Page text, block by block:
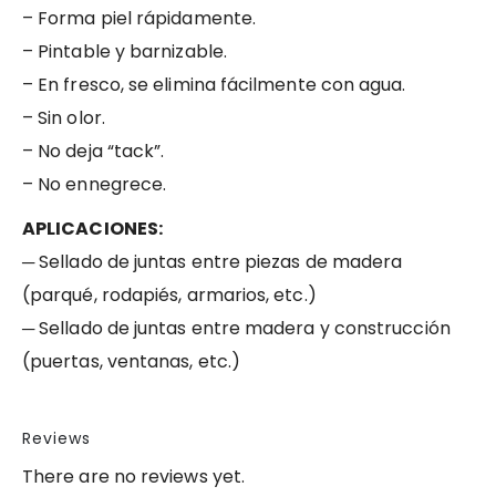
– Forma piel rápidamente.
– Pintable y barnizable.
– En fresco, se elimina fácilmente con agua.
– Sin olor.
– No deja “tack”.
– No ennegrece.
APLICACIONES:
─ Sellado de juntas entre piezas de madera
(parqué, rodapiés, armarios, etc.)
─ Sellado de juntas entre madera y construcción
(puertas, ventanas, etc.)
Reviews
There are no reviews yet.